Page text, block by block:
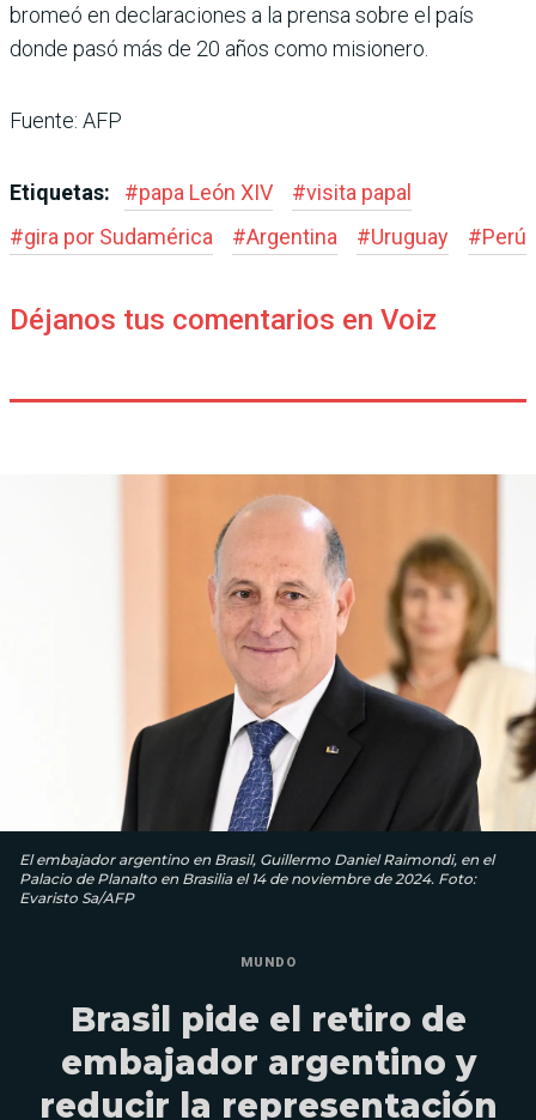
bromeó en declaraciones a la prensa sobre el país
donde pasó más de 20 años como misionero.
Fuente: AFP
Etiquetas: #papa León XIV #visita papal
#gira por Sudamérica #Argentina #Uruguay #Perú
Déjanos tus comentarios en Voiz
El embajador argentino en Brasil, Guillermo Daniel Raimondi, en el
Palacio de Planalto en Brasilia el 14 de noviembre de 2024. Foto:
Evaristo Sa/AFP
MUNDO
Brasil pide el retiro de
embajador argentino y
reducir la representación